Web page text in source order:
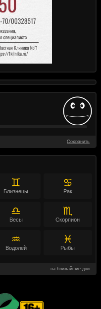
Сохранить
♊
Близнецы
♋
Рак
♎
Весы
♏
Скорпион
♒
Водолей
♓
Рыбы
на ближайшие дни